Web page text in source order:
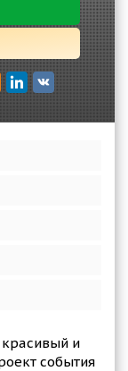
красивый и
события